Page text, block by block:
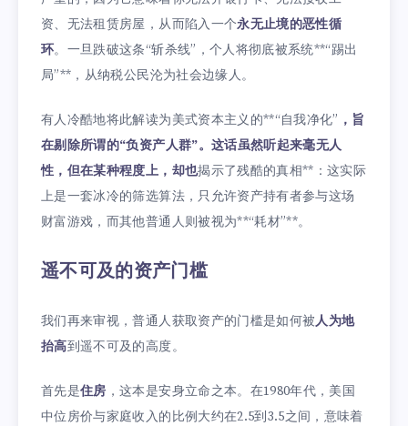
资、无法租赁房屋，从而陷入一个永无止境的恶性循
环。一旦跌破这条“斩杀线”，个人将彻底被系统**“踢出
局”**，从纳税公民沦为社会边缘人。
有人冷酷地将此解读为美式资本主义的**“自我净化” ，旨
在剔除所谓的“负资产人群”。这话虽然听起来毫无人
性，但在某种程度上，却也揭示了残酷的真相**：这实际
上是一套冰冷的筛选算法，只允许资产持有者参与这场
财富游戏，而其他普通人则被视为**“耗材”**。
遥不可及的资产门槛
我们再来审视，普通人获取资产的门槛是如何被人为地
抬高到遥不可及的高度。
首先是住房 ，这本是安身立命之本。在1980年代，美国
中位房价与家庭收入的比例大约在2.5到3.5之间，意味着